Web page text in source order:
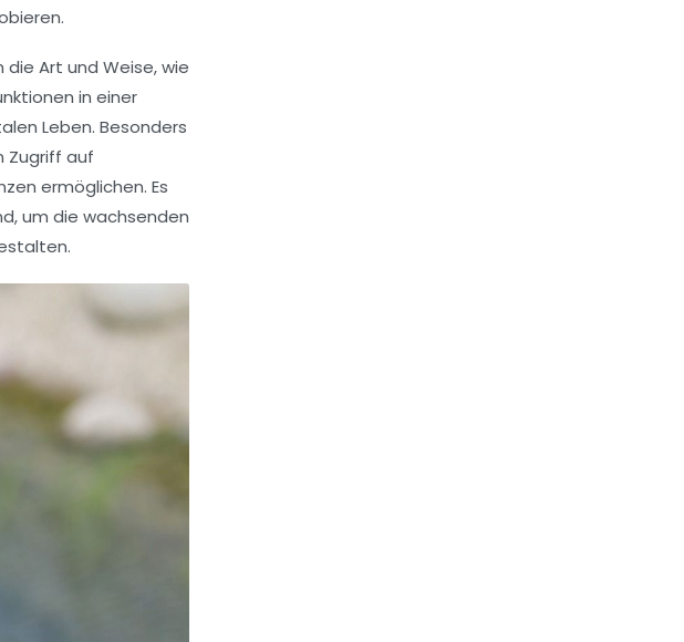
Art und Weise, wie
in einer
Leben. Besonders
Zugriff auf
ermöglichen. Es
um die wachsenden